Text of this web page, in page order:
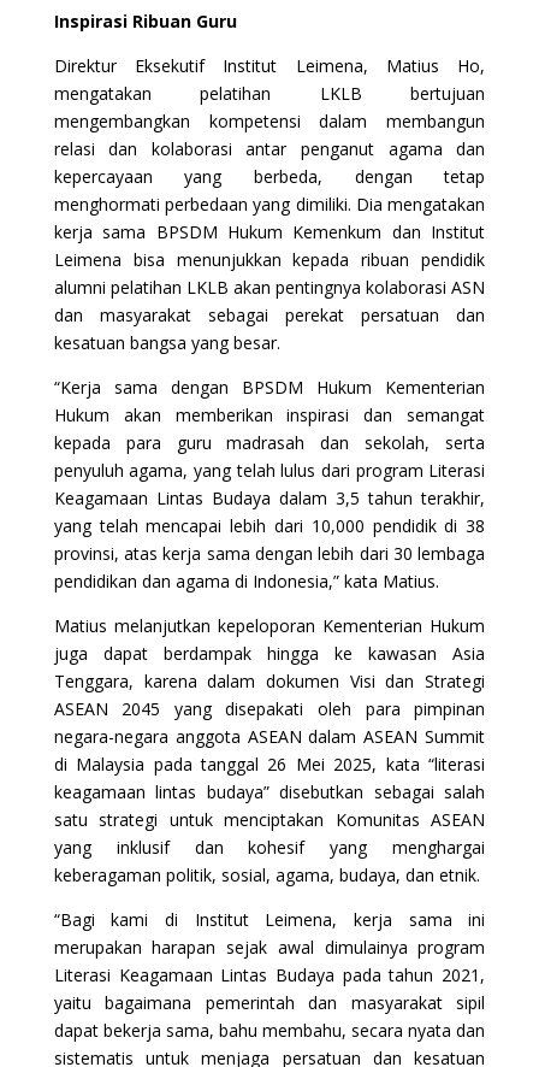
Inspirasi Ribuan Guru
Direktur Eksekutif Institut Leimena, Matius Ho,
mengatakan pelatihan LKLB bertujuan
mengembangkan kompetensi dalam membangun
relasi dan kolaborasi antar penganut agama dan
kepercayaan yang berbeda, dengan tetap
menghormati perbedaan yang dimiliki. Dia mengatakan
kerja sama BPSDM Hukum Kemenkum dan Institut
Leimena bisa menunjukkan kepada ribuan pendidik
alumni pelatihan LKLB akan pentingnya kolaborasi ASN
dan masyarakat sebagai perekat persatuan dan
kesatuan bangsa yang besar.
“Kerja sama dengan BPSDM Hukum Kementerian
Hukum akan memberikan inspirasi dan semangat
kepada para guru madrasah dan sekolah, serta
penyuluh agama, yang telah lulus dari program Literasi
Keagamaan Lintas Budaya dalam 3,5 tahun terakhir,
yang telah mencapai lebih dari 10,000 pendidik di 38
provinsi, atas kerja sama dengan lebih dari 30 lembaga
pendidikan dan agama di Indonesia,” kata Matius.
Matius melanjutkan kepeloporan Kementerian Hukum
juga dapat berdampak hingga ke kawasan Asia
Tenggara, karena dalam dokumen Visi dan Strategi
ASEAN 2045 yang disepakati oleh para pimpinan
negara-negara anggota ASEAN dalam ASEAN Summit
di Malaysia pada tanggal 26 Mei 2025, kata “literasi
keagamaan lintas budaya” disebutkan sebagai salah
satu strategi untuk menciptakan Komunitas ASEAN
yang inklusif dan kohesif yang menghargai
keberagaman politik, sosial, agama, budaya, dan etnik.
“Bagi kami di Institut Leimena, kerja sama ini
merupakan harapan sejak awal dimulainya program
Literasi Keagamaan Lintas Budaya pada tahun 2021,
yaitu bagaimana pemerintah dan masyarakat sipil
dapat bekerja sama, bahu membahu, secara nyata dan
sistematis untuk menjaga persatuan dan kesatuan